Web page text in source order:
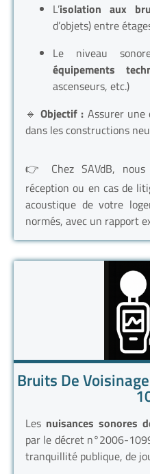
L’isolation aux
d’objets) entre
Le niveau
équipements
ascenseurs, etc.)
🔹Objectif : Assurer une
dans les constructions
👉 Chez SAVdB,
réception ou en cas de
acoustique de votre
normés, avec un rapport
Bruits De
Les nuisances sonores
par le décret n°2006-
tranquillité publique, de